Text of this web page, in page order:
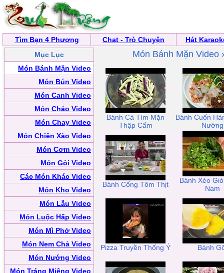
Tìm Bạn 4 Phương Chat - Trò Chuyện
Hát
Mục Lục
Món Bánh Mặn Video
Món Bún Video
Món Canh Video
Món Cháo Video
Món Chay Video
Món Chiên Xào Video
Món Cơm Video
Món Gỏi Video
Các Món Khác Video
Món Kho Video
Món Lẫu Video
Món Luộc Hấp Video
Món Mì Phở Video
Món Nem Chả Video
Món Nướng Video
Món Tráng Miệng Video
Món Bánh Mặn Video
Bánh Cà Tím Mặn
Thập Cẩm
Bánh Cuốn
Nướng
Bánh Cống Tôm Thịt
Bánh Xèo
Nam
Pizza Truyền Thống Ý Bánh